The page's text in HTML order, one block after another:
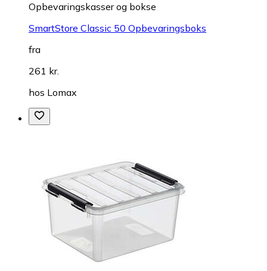
Opbevaringskasser og bokse
SmartStore Classic 50 Opbevaringsboks
fra
261 kr.
hos Lomax